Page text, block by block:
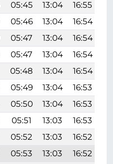
05:45 13:04 16:55
05:46 13:04 16:54
05:47 13:04 16:54
05:47 13:04 16:54
05:48 13:04 16:54
05:49 13:04 16:53
05:50 13:04 16:53
05:51 13:03 16:53
05:52 13:03 16:52
05:53 13:03 16:52